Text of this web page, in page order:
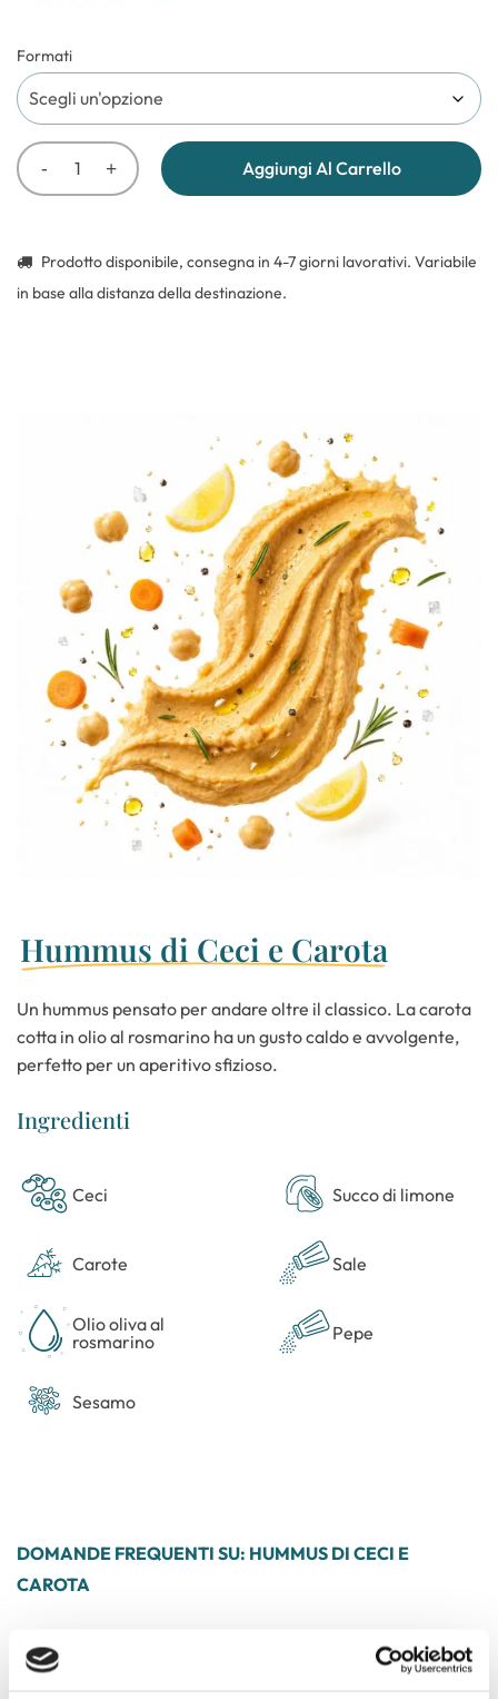
Formati
Aggiungi Al Carrello
Prodotto disponibile, consegna in 4-7 giorni lavorativi. Variabile
in base alla distanza della destinazione.
Hummus di Ceci e Carota
Un hummus pensato per andare oltre il classico. La carota
cotta in olio al rosmarino ha un gusto caldo e avvolgente,
perfetto per un aperitivo sfizioso.
Ingredienti
Ceci
Carote
Olio oliva al
rosmarino
Sesamo
Succo di limone
Sale
Pepe
DOMANDE FREQUENTI SU: HUMMUS DI CECI E
CAROTA
+
Certo, basterà aprire la vaschetta e sarà pronta da gustare a